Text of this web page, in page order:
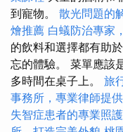
到寵物。 散光問題的
燴推薦 白蟻防治專家
的飲料和選擇都有助
忘的體驗。 菜單應該
多時間在桌子上。 旅
事務所，專業律師提
失智症患者的專業照